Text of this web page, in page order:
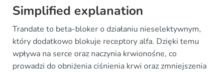
Simplified explanation
Trandate to beta-bloker o działaniu nieselektywnym,
który dodatkowo blokuje receptory alfa. Dzięki temu
wpływa na serce oraz naczynia krwionośne, co
prowadzi do obniżenia ciśnienia krwi oraz zmniejszenia